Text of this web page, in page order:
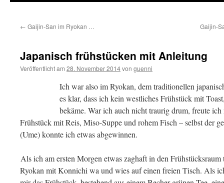
← Gaijin-San im Ryokan … Gaijin-
Japanisch frühstücken mit Anleitung
Veröffentlicht am 28. November 2014von guenni
Ich war also im Ryokan, dem traditionellen
es klar, dass ich kein westliches Frühstück mit
bekäme. War ich auch nicht traurig drum, freute
Frühstück mit Reis, Miso-Suppe und rohem Fisch – selbst der
(Ume) konnte ich etwas abgewinnen.
Als ich am ersten Morgen etwas zaghaft in den
Ryokan mit Konnichi wa und wies auf einen freien Tisch. Als